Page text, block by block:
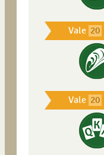
Vale 20
Vale 20